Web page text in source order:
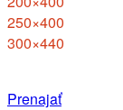
250×400
300×440
Prenajať